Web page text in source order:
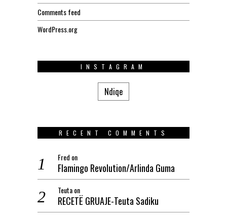
Comments feed
WordPress.org
INSTAGRAM
Ndiqe
RECENT COMMENTS
Fred on
Flamingo Revolution/Arlinda Guma
Teutaon
RECETË GRUAJE-Teuta Sadiku